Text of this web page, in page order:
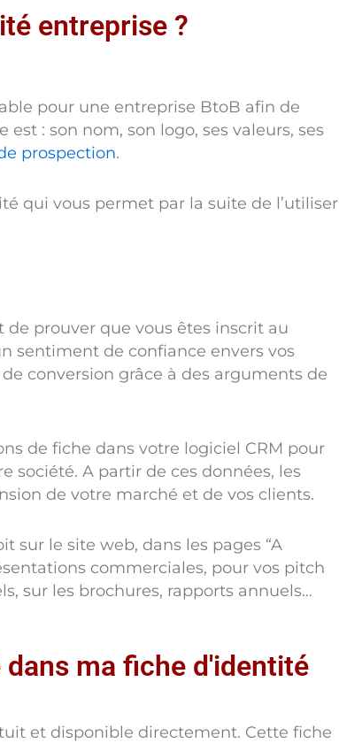
entreprise ?
pour une entreprise BtoB afin de
: son nom, son logo, ses valeurs, ses
prospection.
qui vous permet par la suite de l’utiliser
de prouver que vous êtes inscrit au
sentiment de confiance envers vos
conversion grâce à des arguments de
de fiche dans votre logiciel CRM pour
société. A partir de ces données, les
de votre marché et de vos clients.
sur le site web, dans les pages “A
commerciales, pour vos pitch
sur les brochures, rapports annuels…
ma fiche d'identité
et disponible directement. Cette fiche